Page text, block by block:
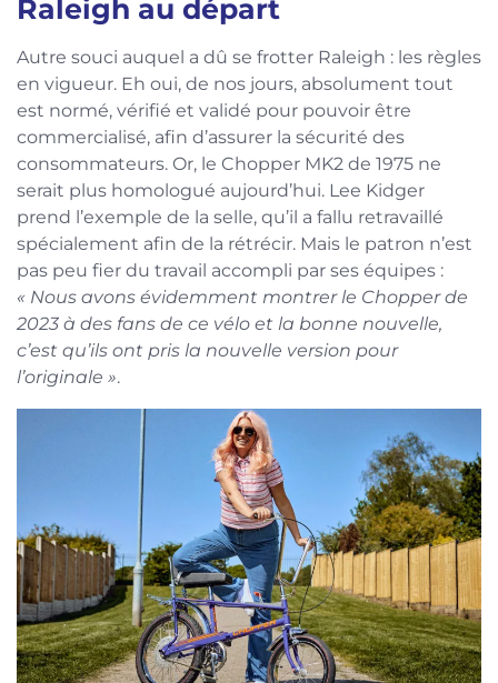
Raleigh au départ
Autre souci auquel a dû se frotter Raleigh : les règles
en vigueur. Eh oui, de nos jours, absolument tout
est normé, vérifié et validé pour pouvoir être
commercialisé, afin d’assurer la sécurité des
consommateurs. Or, le Chopper MK2 de 1975 ne
serait plus homologué aujourd’hui. Lee Kidger
prend l’exemple de la selle, qu’il a fallu retravaillé
spécialement afin de la rétrécir. Mais le patron n’est
pas peu fier du travail accompli par ses équipes :
« Nous avons évidemment montrer le Chopper de
2023 à des fans de ce vélo et la bonne nouvelle,
c’est qu’ils ont pris la nouvelle version pour
l’originale ».